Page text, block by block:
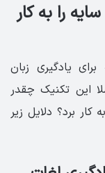
را به کار
یادگیری زبان
این تکنیک چقدر
برد؟ دلایل زیر